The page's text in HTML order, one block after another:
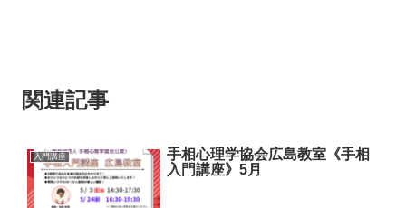
関連記事
入門講座
手相心理学協会広島教室《手相
入門講座》5月